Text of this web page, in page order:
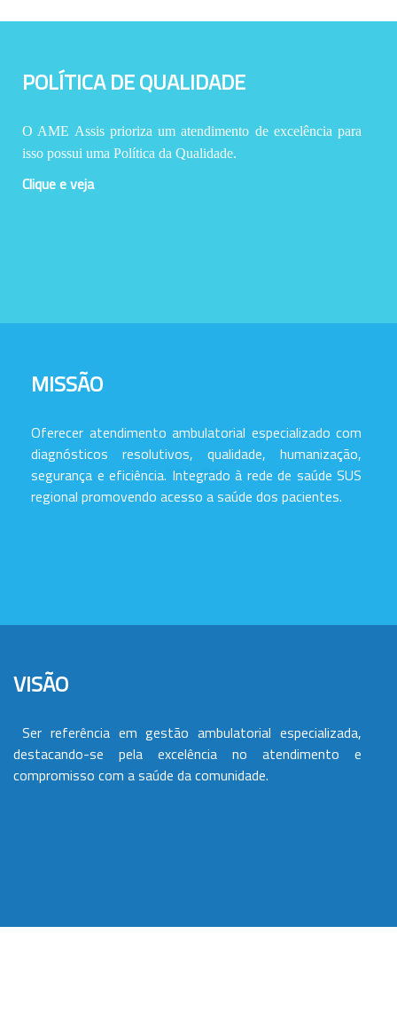
POLÍTICA DE QUALIDADE
O AME Assis prioriza um atendimento de excelência para
isso possui uma Política da Qualidade.
Clique e veja
MISSÃO
Oferecer atendimento ambulatorial especializado com
diagnósticos resolutivos, qualidade, humanização,
segurança e eficiência. Integrado à rede de saúde SUS
regional promovendo acesso a saúde dos pacientes.
VISÃO
Ser referência em gestão ambulatorial especializada,
destacando-se pela excelência no atendimento e
compromisso com a saúde da comunidade.